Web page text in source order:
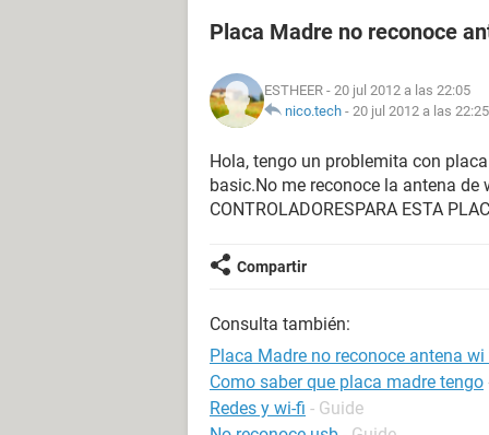
Placa Madre no reconoce
ESTHEER - 20 jul 2012 a las 22:05
nico.tech - 20 jul 2012 a las 22:25
Hola, tengo un problemita con
basic.No me reconoce la antena de
CONTROLADORESPARA ESTA
Compartir
Consulta también:
Placa Madre no reconoce antena wi
Como saber que placa madre tengo
Redes y wi-fi - Guide